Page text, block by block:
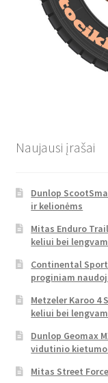
Naujausi įrašai
Dunlop
ir kelionėms
Mitas Enduro
keliui bei
Continental
proginiam
Metzeler Karoo 4
keliui bei
Dunlop Geomax
vidutinio
Mitas Street